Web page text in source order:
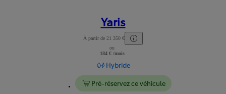
Yaris
À partir de 21 350 €
ou
184 € /moisLire les mentions légales
Hybride
Pré-réservez ce véhicule